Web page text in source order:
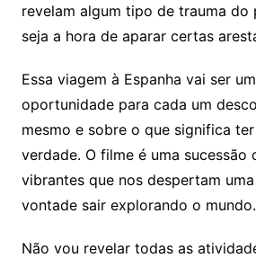
revelam algum tipo de trauma do
seja a hora de aparar certas
Essa viagem à Espanha vai ser
oportunidade para cada um
mesmo e sobre o que significa
verdade. O filme é uma sucessão
vibrantes que nos despertam
vontade sair explorando o mundo.
Não vou revelar todas as